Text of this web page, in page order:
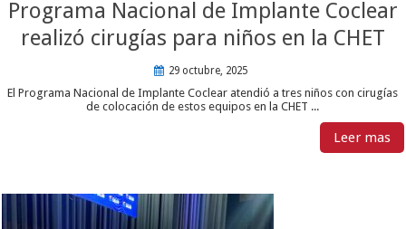
Programa Nacional de Implante Coclear
realizó cirugías para niños en la CHET
29 octubre, 2025
El Programa Nacional de Implante Coclear atendió a tres niños con cirugías
de colocación de estos equipos en la CHET ...
Leer mas